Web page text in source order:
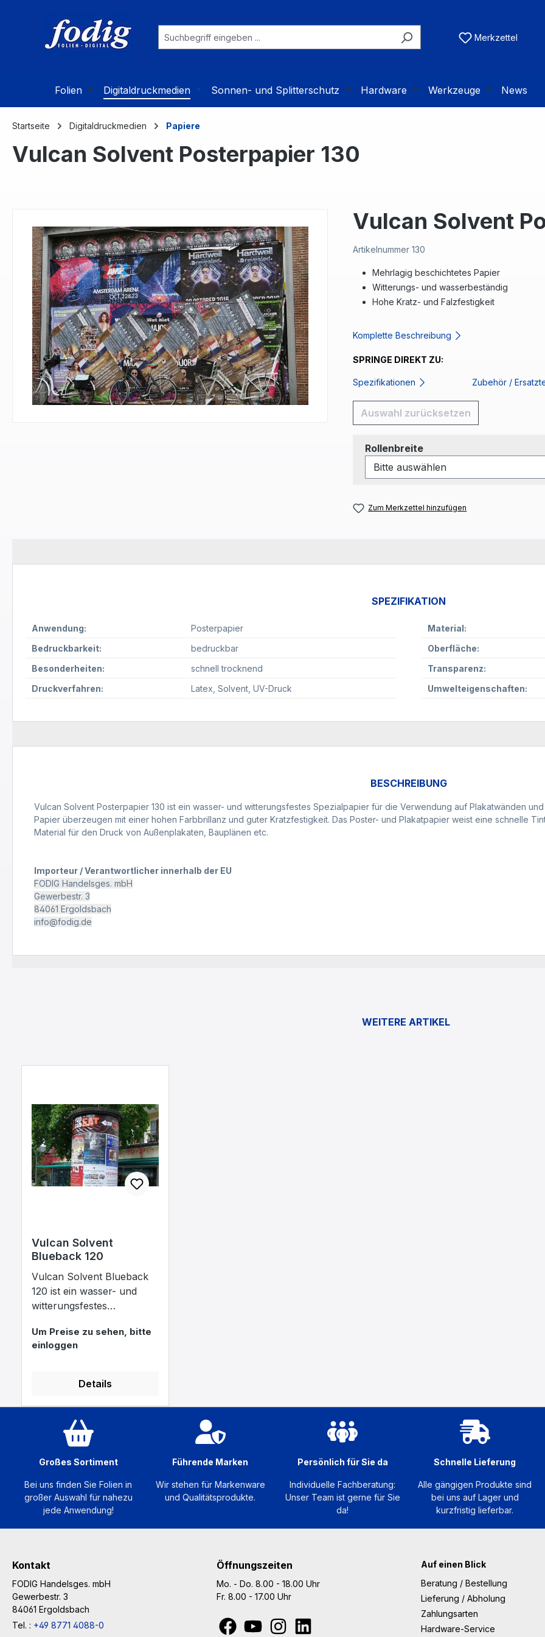
Hauptinhalt springen
Zur Suche springen
Zur Hauptnavigation springen
Merkzettel
Folien Digitaldruckmedien Sonnen- und Splitterschutz Hardware Werkzeuge News
Startseite Digitaldruckmedien Papiere
Vulcan Solvent Posterpapier 130
Vulcan Solvent
Artikelnummer 130
Mehrlagig beschichtetes Papier
Witterungs- und wasserbeständig
Hohe Kratz- und Falzfestigkeit
Komplette Beschreibung
SPRINGE DIREKT ZU:
Spezifikationen Zubehör /
Auswahl zurücksetzen
Rollenbreiteauswählen
Zum Merkzettel hinzufügen
SPEZIFIKATION
Anwendung:
Posterpapier
Bedruckbarkeit:
bedruckbar
Besonderheiten:
schnell trocknend
Druckverfahren:
Latex , Solvent , UV-Druck
Material:
Oberfläche:
Transparenz:
Umwelteigenschaften:
BESCHREIBUNG
Vulcan Solvent Posterpapier 130 ist ein wasser- und witterungsfestes Spezialpapier für die Verwendung auf Plakatwänden
Papier überzeugen mit einer hohen Farbbrillanz und guter Kratzfestigkeit. Das Poster- und Plakatpapier weist eine schnelle
Material für den Druck von Außenplakaten, Bauplänen etc.
Importeur / Verantwortlicher innerhalb der EU
FODIG Handelsges. mbH
Gewerbestr. 3
84061 Ergoldsbach
info@fodig.de
WEITERE ARTIKEL
Vulcan Solvent
Blueback 120
Vulcan Solvent Blueback
120 ist ein wasser- und
witterungsfestes
eingefärbter Rückseite, die
eine hohe Opazität bewirkt
Plakatwänden und-säulen
dem mehrlagig
beschichteten Papier
überzeugen mit einer
guter Kratzfestigkeit.
Ideales Material für den
Druck von Außenplakaten,
Bauplänen etc.
Um Preise zu sehen, bitte
einloggen
Details
Großes Sortiment
Bei uns finden Sie Folien in
großer Auswahl für nahezu
jede Anwendung!
Führende Marken
Wir stehen für Markenware
und Qualitätsprodukte.
Persönlich für Sie da
Individuelle Fachberatung:
Unser Team ist gerne für Sie
da!
Schnelle Lieferung
Alle gängigen Produkte sind
bei uns auf Lager und
kurzfristig lieferbar.
Kontakt
FODIG Handelsges. mbH
Gewerbestr. 3
84061 Ergoldsbach
Tel. : +49 8771 4088-0
Öffnungszeiten
Mo. - Do. 8.00 - 18.00 Uhr
Fr. 8.00 - 17.00 Uhr
Auf einen Blick
Beratung / Bestellung
Lieferung / Abholung
Zahlungsarten
Hardware-Service